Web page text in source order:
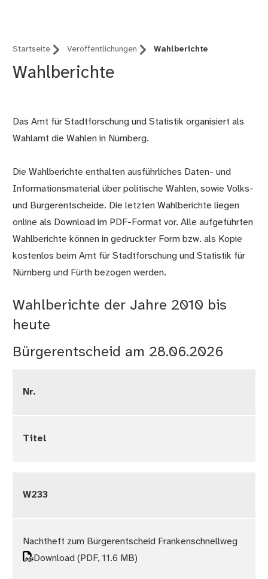
Startseite Veröffentlichungen Wahlberichte
Wahlberichte
Das Amt für Stadtforschung und Statistik organisiert als
Wahlamt die Wahlen in Nürnberg.
Die Wahlberichte enthalten ausführliches Daten- und
Informationsmaterial über politische Wahlen, sowie Volks-
und Bürgerentscheide. Die letzten Wahlberichte liegen
online als Download im PDF-Format vor. Alle aufgeführten
Wahlberichte können in gedruckter Form bzw. als Kopie
kostenlos beim Amt für Stadtforschung und Statistik für
Nürnberg und Fürth bezogen werden.
Wahlberichte der Jahre 2010 bis
heute
Bürgerentscheid am 28.06.2026
Nr.
Titel
W233
Nachtheft zum Bürgerentscheid Frankenschnellweg
Download(PDF, 11.6 MB)